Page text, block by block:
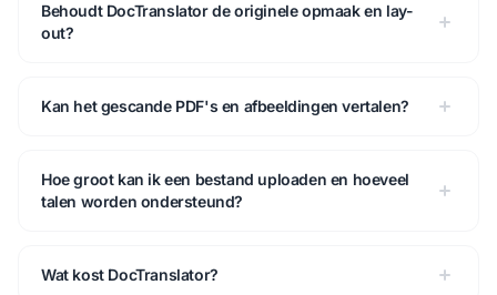
Behoudt DocTranslator de originele opmaak en lay-
out?
Kan het gescande PDF's en afbeeldingen vertalen?
Hoe groot kan ik een bestand uploaden en hoeveel
talen worden ondersteund?
Wat kost DocTranslator?